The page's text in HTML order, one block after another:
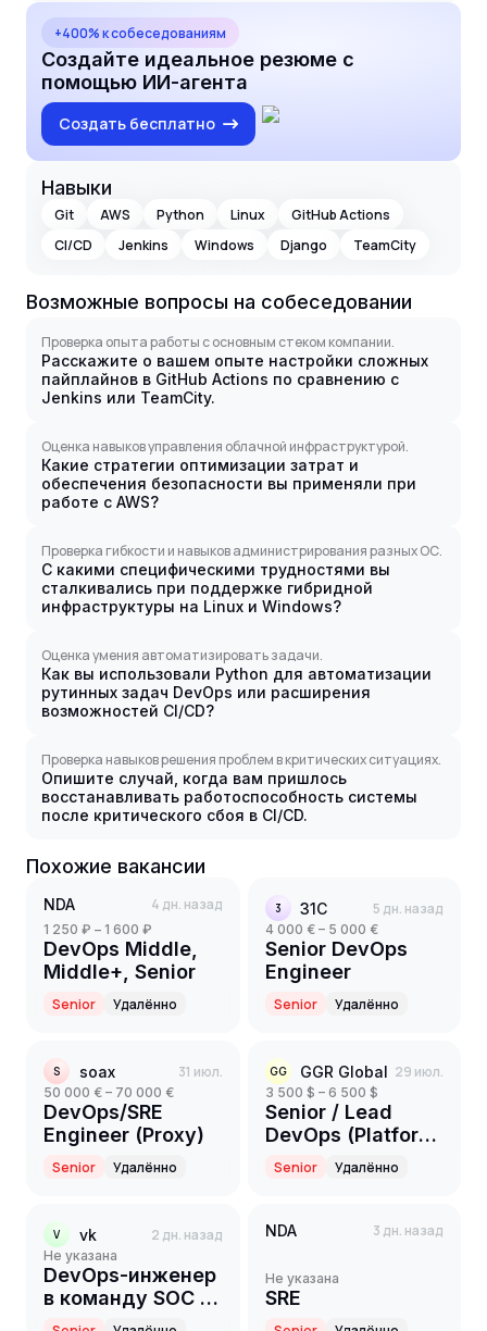
+400% к собеседованиям
Создайте идеальное резюме с
помощью ИИ-агента
Создать бесплатно
Навыки
Git AWS Python Linux
GitHub Actions
CI/CD
Jenkins Windows Django TeamCity
Возможные вопросы на собеседовании
Проверка опыта работы с основным стеком компании.
Расскажите о вашем опыте настройки сложных
пайплайнов в GitHub Actions по сравнению с
Jenkins или TeamCity.
Оценка навыков управления облачной инфраструктурой.
Какие стратегии оптимизации затрат и
обеспечения безопасности вы применяли при
работе с AWS?
Проверка гибкости и навыков администрирования разных ОС.
С какими специфическими трудностями вы
сталкивались при поддержке гибридной
инфраструктуры на Linux и Windows?
Оценка умения автоматизировать задачи.
Как вы использовали Python для автоматизации
рутинных задач DevOps или расширения
возможностей CI/CD?
Проверка навыков решения проблем в критических ситуациях.
Опишите случай, когда вам пришлось
восстанавливать работоспособность системы
после критического сбоя в CI/CD.
Похожие вакансии
NDA 4 дн. назад
1 250 ₽ – 1 600 ₽
DevOps Middle,
Middle+, Senior
Senior Удалённо
3 31С 5 дн. назад
4 000 € – 5 000 €
Senior DevOps
Engineer
Senior Удалённо
S soax 31 июл.
50 000 € – 70 000 €
DevOps/SRE
Engineer (Proxy)
Senior Удалённо
GG GGR Global 29 июл.
3 500 $ – 6 500 $
Senior / Lead
DevOps (Platform
/ SRE)
Senior Удалённо
V vk 2 дн. назад
Не указана
DevOps-инженер
в команду SOC в
Информационная
NDA 3 дн. назад
Не указана
SRE